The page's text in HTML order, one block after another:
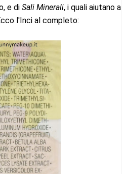
e di Sali Minerali, i quali aiutano a
l'Inci al completo: